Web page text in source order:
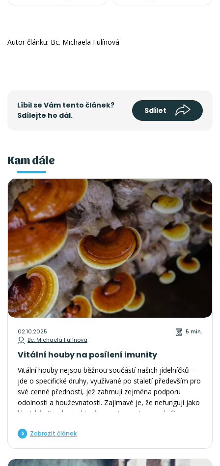
Autor článku: Bc. Michaela Fulínová
Líbil se Vám tento článek?
Sdílejte ho dál.
Sdílet
Kam dále
02.10.2025
Bc. Michaela Fulínová
5 min.
Vitální houby na posílení imunity
Vitální houby nejsou běžnou součástí našich jídelníčků –
jde o specifické druhy, využívané po staletí především pro
své cenné přednosti, jež zahrnují zejména podporu
odolnosti a houževnatosti. Zajímavé je, že nefungují jako
klasické stimulanty, které organismus jen na chvíli
rovnováhu.
Zobrazit článek